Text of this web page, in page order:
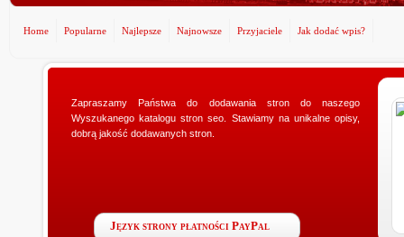
Home Popularne Najlepsze Najnowsze Przyjaciele Jak dodać wpis?
Zapraszamy Państwa do dodawania stron do naszego
Wyszukanego katalogu stron seo. Stawiamy na unikalne opisy,
dobrą jakość dodawanych stron.
Język strony płatności PayPal
www.ministerstwogadzetow.com
Poszukujesz doskonałego prezentu dla swojej
dziewczyny? Specjalnie dla Was utworzyliśmy sklep